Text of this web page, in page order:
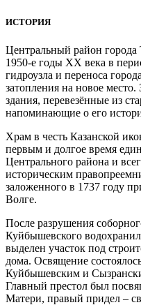
ИСТОРИЯ
Центральный район города
1950-е годы XX века в
гидроузла и переноса
затопления на новое
здания, перевезённые из
напоминающие о его
Храм в честь Казанской
первым и долгое время
Центрального района и
историческим
заложенного в 1737 году
Волге.
После разрушения
Куйбышевского
выделен участок под
дома. Освящение
Куйбышевским и
Главный престол был
Матери, правый придел –